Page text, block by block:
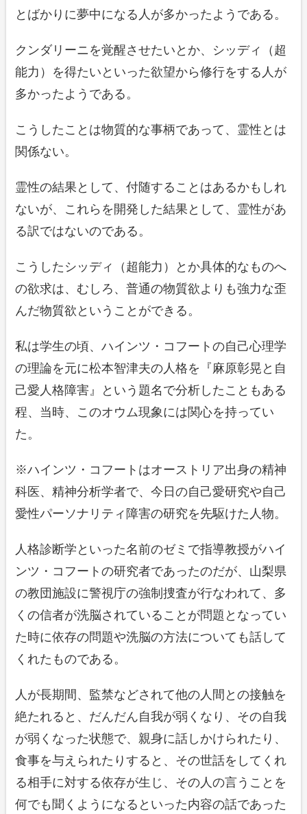
とばかりに夢中になる人が多かったようである。
クンダリーニを覚醒させたいとか、シッディ（超
能力）を得たいといった欲望から修行をする人が
多かったようである。
こうしたことは物質的な事柄であって、霊性とは
関係ない。
霊性の結果として、付随することはあるかもしれ
ないが、これらを開発した結果として、霊性があ
る訳ではないのである。
こうしたシッディ（超能力）とか具体的なものへ
の欲求は、むしろ、普通の物質欲よりも強力な歪
んだ物質欲ということができる。
私は学生の頃、ハインツ・コフートの自己心理学
の理論を元に松本智津夫の人格を『麻原彰晃と自
己愛人格障害』という題名で分析したこともある
程、当時、このオウム現象には関心を持ってい
た。
※ハインツ・コフートはオーストリア出身の精神
科医、精神分析学者で、今日の自己愛研究や自己
愛性パーソナリティ障害の研究を先駆けた人物。
人格診断学といった名前のゼミで指導教授がハイ
ンツ・コフートの研究者であったのだが、山梨県
の教団施設に警視庁の強制捜査が行なわれて、多
くの信者が洗脳されていることが問題となってい
た時に依存の問題や洗脳の方法についても話して
くれたものである。
人が長期間、監禁などされて他の人間との接触を
絶たれると、だんだん自我が弱くなり、その自我
が弱くなった状態で、親身に話しかけられたり、
食事を与えられたりすると、その世話をしてくれ
る相手に対する依存が生じ、その人の言うことを
何でも聞くようになるといった内容の話であった